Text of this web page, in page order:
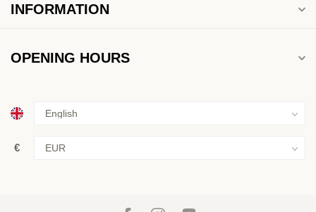
INFORMATION
OPENING HOURS
€